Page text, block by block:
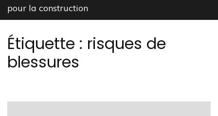
pour la construction
Étiquette : risques de
blessures